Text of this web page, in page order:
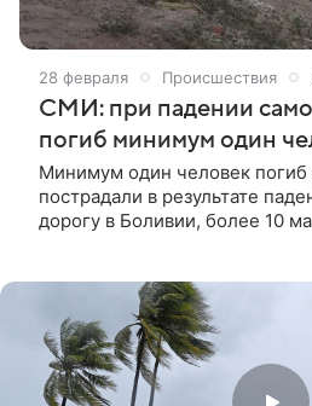
28 февраля Происшествия
СМИ: при падении
погиб минимум один
Минимум один человек погиб
пострадали в результате
дорогу в Боливии, более 10
предварительным данным…
свидетели, более 10 машин
уничтожены», — говорится в